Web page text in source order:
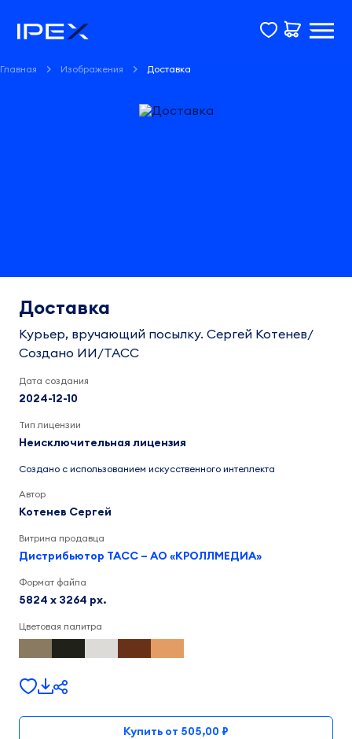
Главная Изображения Доставка
Доставка
Курьер, вручающий посылку. Сергей Котенев/
Создано ИИ/ТАСС
Дата создания
2024-12-10
Тип лицензии
Неисключительная лицензия
Создано с использованием искусственного интеллекта
Автор
Котенев Сергей
Витрина продавца
Дистрибьютор ТАСС – АО «КРОЛЛМЕДИА»
Формат файла
5824 x 3264 px.
Цветовая палитра
Купить от 505,00 ₽